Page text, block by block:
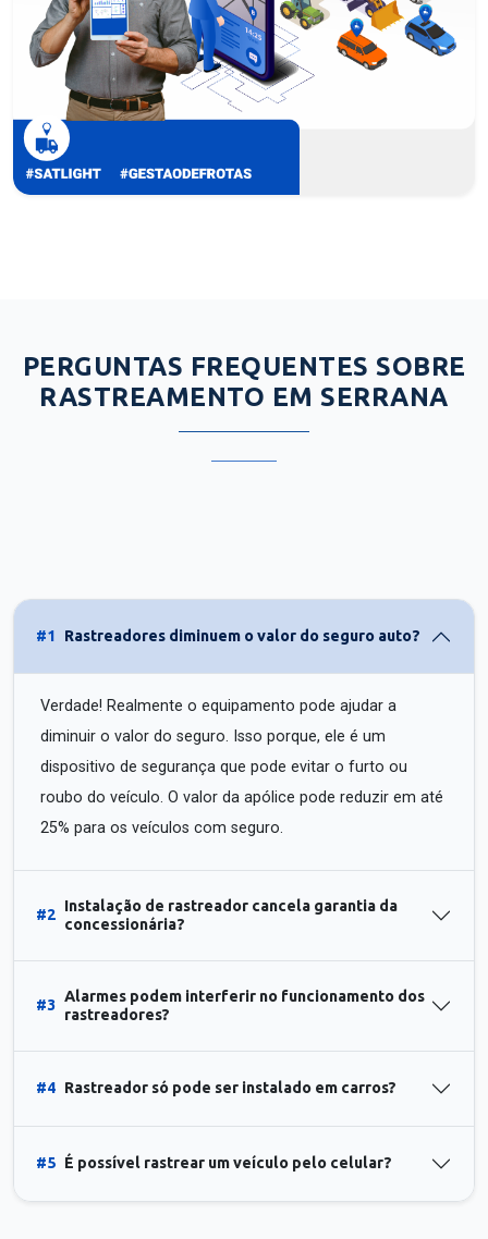
PERGUNTAS FREQUENTES SOBRE
RASTREAMENTO EM SERRANA
#1 Rastreadores diminuem o valor do seguro auto?
Verdade! Realmente o equipamento pode ajudar a
diminuir o valor do seguro. Isso porque, ele é um
dispositivo de segurança que pode evitar o furto ou
roubo do veículo. O valor da apólice pode reduzir em até
25% para os veículos com seguro.
#2
Instalação de rastreador cancela garantia da
concessionária?
#3
Alarmes podem interferir no funcionamento dos
rastreadores?
#4 Rastreador só pode ser instalado em carros?
#5 É possível rastrear um veículo pelo celular?